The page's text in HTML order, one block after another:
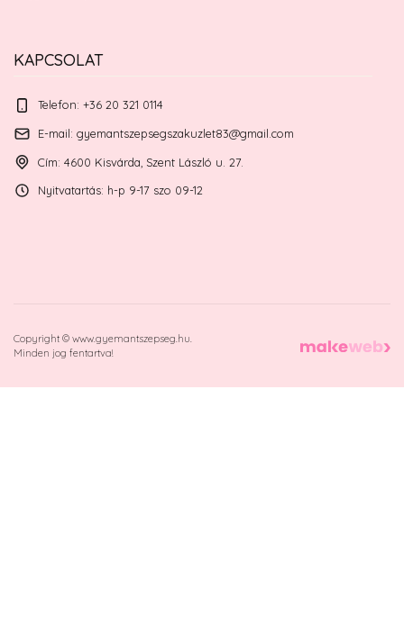
KAPCSOLAT
Telefon: +36 20 321 0114
E-mail: gyemantszepsegszakuzlet83@gmail.com
Cím: 4600 Kisvárda, Szent László u. 27.
Nyitvatartás: h-p 9-17 szo 09-12
Copyright © www.gyemantszepseg.hu.
Minden jog fentartva!